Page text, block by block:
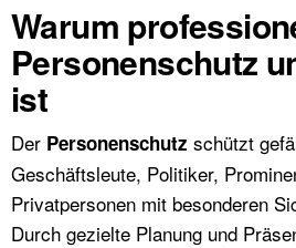
Warum
Personenschutz
ist
Der Personenschutz schützt
Geschäftsleute, Politiker,
Privatpersonen mit besonderen
Durch gezielte Planung und